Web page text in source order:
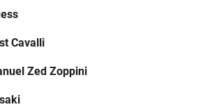
Cavalli
Zed Zoppini